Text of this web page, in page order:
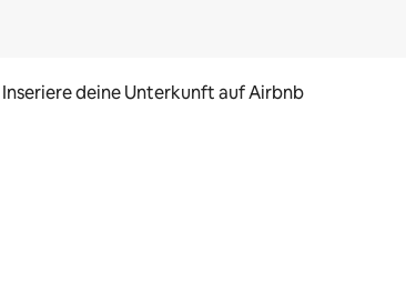
Inseriere deine Unterkunft auf Airbnb